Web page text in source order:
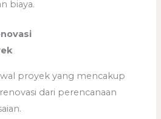
biaya.
proyek yang mencakup
dari perencanaan